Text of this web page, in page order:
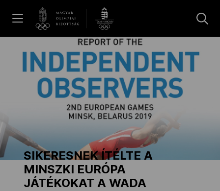
Hírek
Galéria
Dakar 2026
Los Angeles 2028
SIKERESNEK ÍTÉLTE A
MINSZKI EURÓPA
JÁTÉKOKAT A WADA